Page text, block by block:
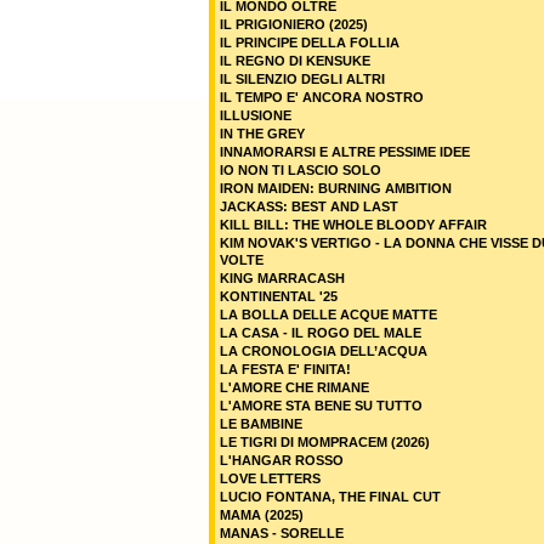
IL MONDO OLTRE
IL PRIGIONIERO (2025)
IL PRINCIPE DELLA FOLLIA
IL REGNO DI KENSUKE
IL SILENZIO DEGLI ALTRI
IL TEMPO E' ANCORA NOSTRO
ILLUSIONE
IN THE GREY
INNAMORARSI E ALTRE PESSIME IDEE
IO NON TI LASCIO SOLO
IRON MAIDEN: BURNING AMBITION
JACKASS: BEST AND LAST
KILL BILL: THE WHOLE BLOODY AFFAIR
KIM NOVAK'S VERTIGO - LA DONNA CHE VISSE
VOLTE
KING MARRACASH
KONTINENTAL '25
LA BOLLA DELLE ACQUE MATTE
LA CASA - IL ROGO DEL MALE
LA CRONOLOGIA DELL’ACQUA
LA FESTA E' FINITA!
L'AMORE CHE RIMANE
L'AMORE STA BENE SU TUTTO
LE BAMBINE
LE TIGRI DI MOMPRACEM (2026)
L'HANGAR ROSSO
LOVE LETTERS
LUCIO FONTANA, THE FINAL CUT
MAMA (2025)
MANAS - SORELLE